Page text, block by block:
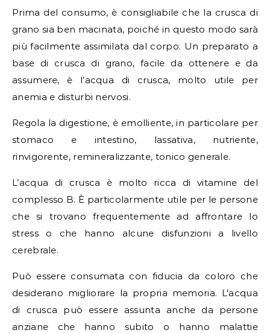
Prima del consumo, è consigliabile che la crusca di
grano sia ben macinata, poiché in questo modo sarà
più facilmente assimilata dal corpo. Un preparato a
base di crusca di grano, facile da ottenere e da
assumere, è l’acqua di crusca, molto utile per
anemia e disturbi nervosi.
Regola la digestione, è emolliente, in particolare per
stomaco e intestino, lassativa, nutriente,
rinvigorente, remineralizzante, tonico generale.
L’acqua di crusca è molto ricca di vitamine del
complesso B. È particolarmente utile per le persone
che si trovano frequentemente ad affrontare lo
stress o che hanno alcune disfunzioni a livello
cerebrale.
Può essere consumata con fiducia da coloro che
desiderano migliorare la propria memoria. L’acqua
di crusca può essere assunta anche da persone
anziane che hanno subito o hanno malattie